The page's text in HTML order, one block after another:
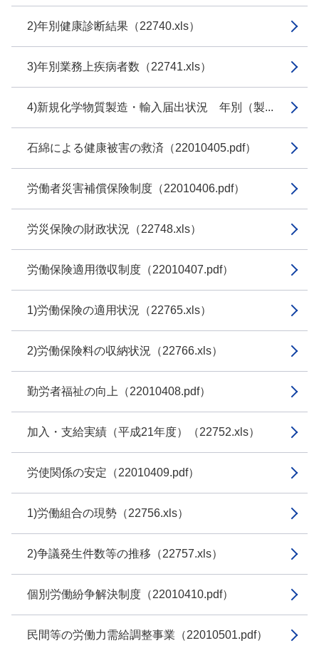
2)年別健康診断結果（22740.xls）
3)年別業務上疾病者数（22741.xls）
4)新規化学物質製造・輸入届出状況 年別（製...
石綿による健康被害の救済（22010405.pdf）
労働者災害補償保険制度（22010406.pdf）
労災保険の財政状況（22748.xls）
労働保険適用徴収制度（22010407.pdf）
1)労働保険の適用状況（22765.xls）
2)労働保険料の収納状況（22766.xls）
勤労者福祉の向上（22010408.pdf）
加入・支給実績（平成21年度）（22752.xls）
労使関係の安定（22010409.pdf）
1)労働組合の現勢（22756.xls）
2)争議発生件数等の推移（22757.xls）
個別労働紛争解決制度（22010410.pdf）
民間等の労働力需給調整事業（22010501.pdf）